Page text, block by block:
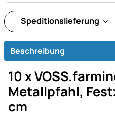
Speditionslieferung
Beschreibung
10 x
Metallpfahl,
cm